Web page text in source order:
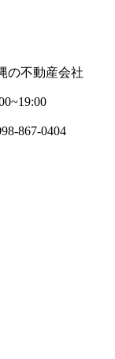
の不動産会社
867-0404